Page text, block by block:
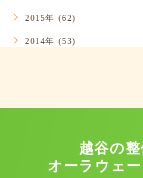
2015年 (62)
2014年 (53)
越谷の
オーラウェ